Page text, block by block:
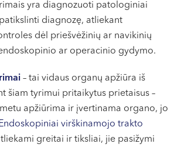
yra diagnozuoti patologiniai
diagnozę, atliekant
dėl priešvėžinių ar navikinių
ar operacinio gydymo.
– tai vidaus organų apžiūra iš
šiam tyrimui pritaikytus prietaisus –
apžiūrima ir įvertinama organo, jo
Endoskopiniai virškinamojo trakto
greitai ir tiksliai, jie pasižymi